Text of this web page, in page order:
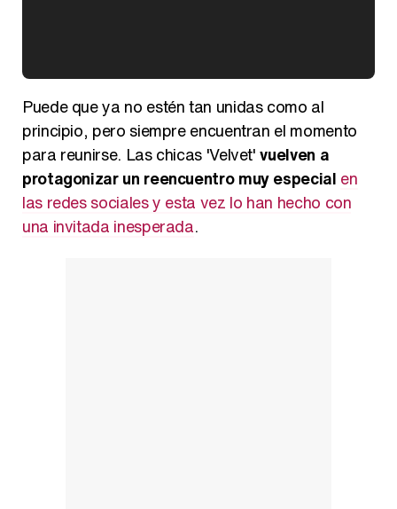
Puede que ya no estén tan unidas como al
principio, pero siempre encuentran el momento
para reunirse. Las chicas 'Velvet'vuelven a
protagonizar un reencuentro muy especial en
las redes sociales y esta vez lo han hecho con
una invitada inesperada.